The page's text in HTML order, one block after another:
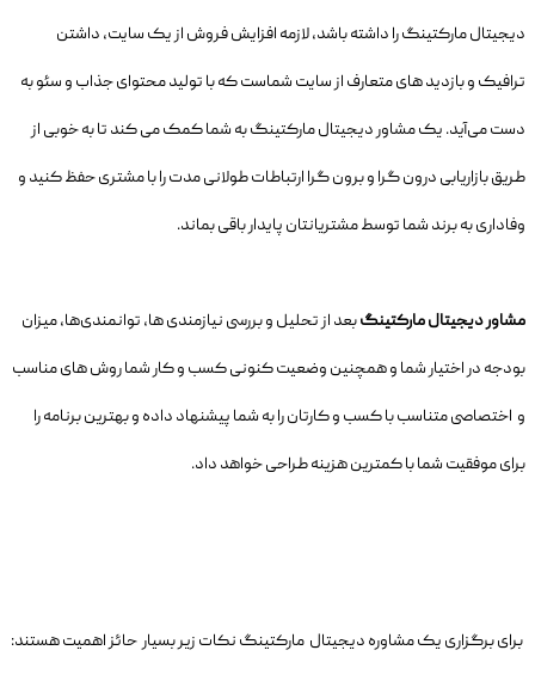
دیجیتال مارکتینگ را داشته باشد، لازمه افزایش فروش از یک سایت، داشتن
ترافیک و بازدید های متعارف از سایت شماست که با تولید محتوای جذاب و سئو به
دست می‌آید. یک مشاور دیجیتال مارکتینگ به شما کمک می کند تا به خوبی از
طریق بازاریابی درون گرا و برون گرا ارتباطات طولانی مدت را با مشتری حفظ کنید و
وفاداری به برند شما توسط مشتریانتان پایدار باقی بماند.
مشاور دیجیتال مارکتینگبعد از تحلیل و بررسی نیازمندی ها، توانمندی‌ها، میزان
بودجه در اختیار شما و همچنین وضعیت کنونی کسب و کار شما روش های مناسب
و اختصاصی متناسب با کسب و کارتان را به شما پیشنهاد داده و بهترین برنامه را
برای موفقیت شما با کمترین هزینه طراحی خواهد داد.
برای برگزاری یک مشاوره دیجیتال مارکتینگ نکات زیر بسیار حائز اهمیت هستند: